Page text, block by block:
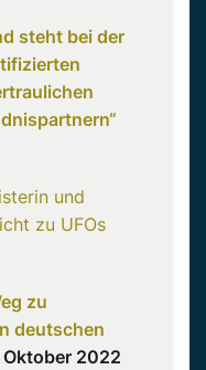
steht bei der
und
zu UFOs
zu
deutschen
Oktober 2022